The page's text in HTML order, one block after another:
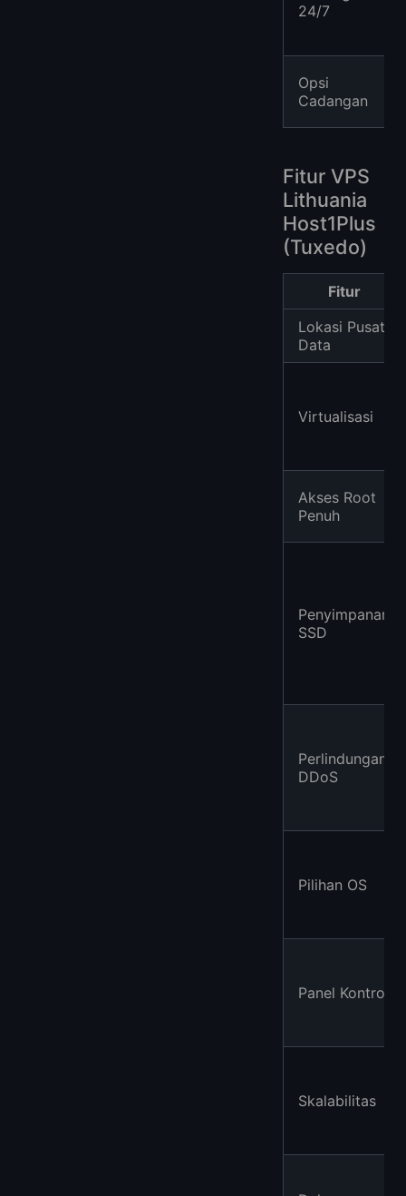
24/7
Opsi
Cadangan
Fitur VPS
Lithuania
Host1Plus
(Tuxedo)
Fitur
Lokasi Pusat
Data
Virtualisasi
Akses Root
Penuh
Penyimpanan
SSD
Perlindungan
DDoS
Pilihan OS
Panel Kontrol
Skalabilitas